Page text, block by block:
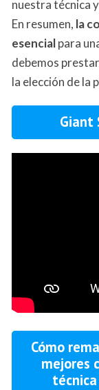
nuestra técnica
En resumen, la
esencialpara
debemos
la elección de la
Giant
Cómo
mejores